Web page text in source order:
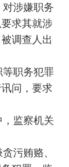
涉嫌职务
求其就涉
调查人出
职务犯罪
问，要求
监察机关
污贿赂、